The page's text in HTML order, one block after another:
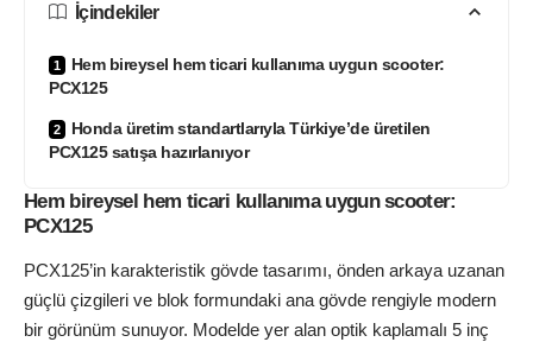
İçindekiler
Hem bireysel hem ticari kullanıma uygun scooter:
PCX125
Honda üretim standartlarıyla Türkiye’de üretilen
PCX125 satışa hazırlanıyor
Hem bireysel hem ticari kullanıma uygun scooter:
PCX125
PCX125’in karakteristik gövde tasarımı, önden arkaya uzanan
güçlü çizgileri ve blok formundaki ana gövde rengiyle modern
bir görünüm sunuyor. Modelde yer alan optik kaplamalı 5 inç